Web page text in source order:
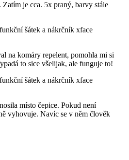
Zatím je cca. 5x praný, barvy stále
na komáry repelent, pomohla mi si
to sice všelijak, ale funguje to!
místo čepice. Pokud není
vyhovuje. Navíc se v něm člověk